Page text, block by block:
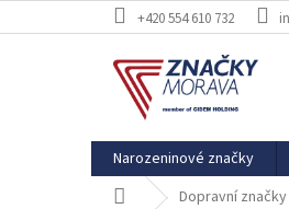
na
+420 554 610 732
Narozeninové značky
Domů Dopravní značky